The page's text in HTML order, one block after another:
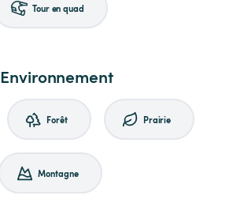
Tour en quad
Environnement
Forêt Prairie
Montagne